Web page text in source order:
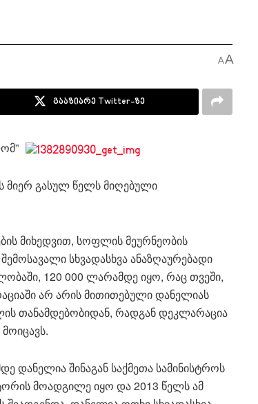
AA
გააზიარე Twitter-ზე
მიერ გასულ წელს მიღებული
მიხედვით, სოფლის მეურნეობის
სხვადასხვა ანაზღაურებადი
120 000 ლარამდე იყო, რაც თვეში,
არ არის მითითებული დანელიას
თანამდებობიდან, რადგან დეკლარაცია
დანელია შინაგან საქმეთა სამინისტროს
მოადგილე იყო და 2013 წელს ამ